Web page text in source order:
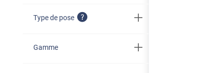
Type de pose
Gamme